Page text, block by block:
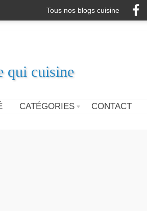
Tous nos blogs cuisine
qui cuisine
CATÉGORIES CONTACT